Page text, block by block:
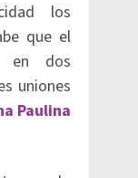
los
que el
en dos
uniones
Paulina